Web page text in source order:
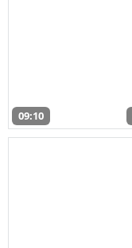
09:10